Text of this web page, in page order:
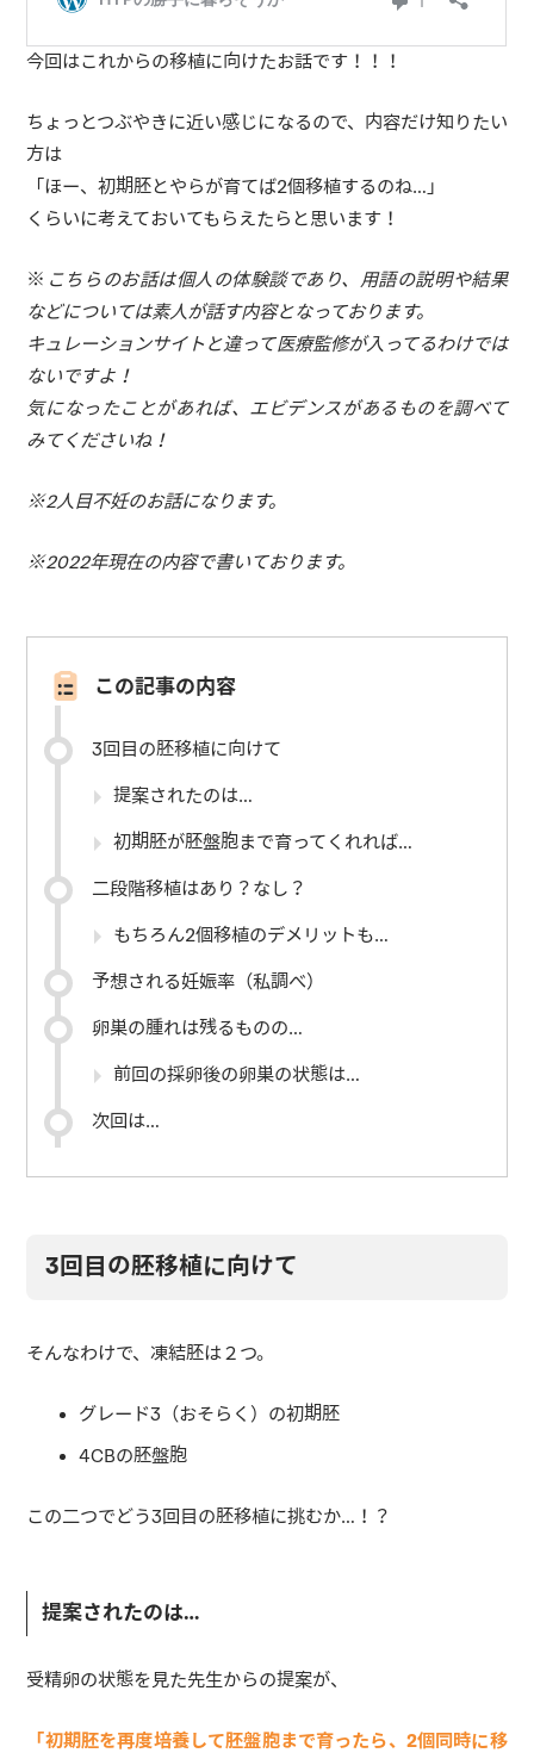
今回はこれからの移植に向けたお話です！！！
ちょっとつぶやきに近い感じになるので、内容だけ知りたい
方は
「ほー、初期胚とやらが育てば2個移植するのね…」
くらいに考えておいてもらえたらと思います！
※ こちらのお話は個人の体験談であり、用語の説明や結果
などについては素人が話す内容となっております。
キュレーションサイトと違って医療監修が入ってるわけでは
ないですよ！
気になったことがあれば、エビデンスがあるものを調べて
みてくださいね！
※2人目不妊のお話になります。
※2022年現在の内容で書いております。
この記事の内容
3回目の胚移植に向けて
提案されたのは…
初期胚が胚盤胞まで育ってくれれば…
二段階移植はあり？なし？
もちろん2個移植のデメリットも…
予想される妊娠率（私調べ）
卵巣の腫れは残るものの…
前回の採卵後の卵巣の状態は…
次回は…
3回目の胚移植に向けて
そんなわけで、凍結胚は２つ。
グレード3（おそらく）の初期胚
4CBの胚盤胞
この二つでどう3回目の胚移植に挑むか…！？
提案されたのは…
受精卵の状態を見た先生からの提案が、
「初期胚を再度培養して胚盤胞まで育ったら、2個同時に移